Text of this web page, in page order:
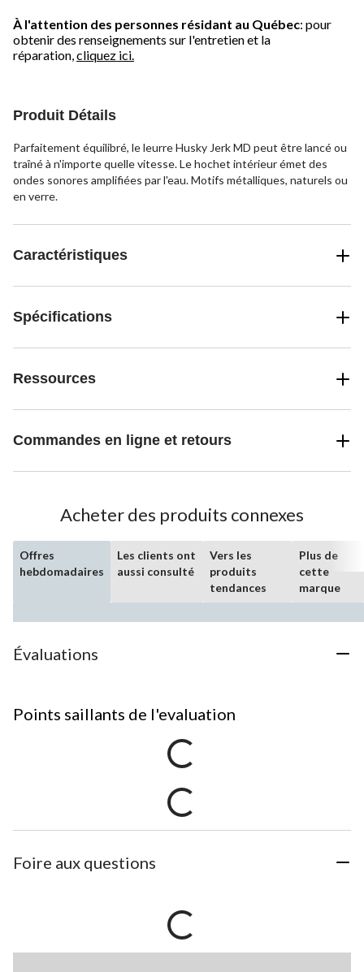
À l'attention des personnes résidant au Québec: pour
obtenir des renseignements sur l'entretien et la
réparation,cliquez ici.
Produit Détails
Parfaitement équilibré, le leurre Husky Jerk MD peut être lancé ou
traîné à n'importe quelle vitesse. Le hochet intérieur émet des
ondes sonores amplifiées par l'eau. Motifs métalliques, naturels ou
en verre.
Caractéristiques
Spécifications
Ressources
Commandes en ligne et retours
Acheter des produits connexes
Offres
hebdomadaires
Les clients ont
aussi consulté
Vers les
produits
tendances
Plus de
cette
marque
Évaluations
Points saillants de l'evaluation
Foire aux questions